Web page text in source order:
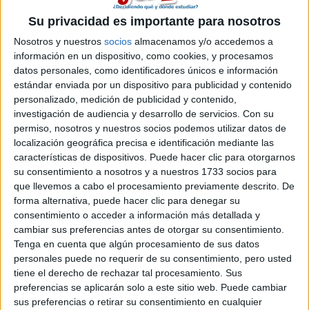
Su privacidad es importante para nosotros
Nosotros y nuestros socios almacenamos y/o accedemos a
información en un dispositivo, como cookies, y procesamos
datos personales, como identificadores únicos e información
estándar enviada por un dispositivo para publicidad y contenido
personalizado, medición de publicidad y contenido,
investigación de audiencia y desarrollo de servicios. Con su
permiso, nosotros y nuestros socios podemos utilizar datos de
localización geográfica precisa e identificación mediante las
características de dispositivos. Puede hacer clic para otorgarnos
su consentimiento a nosotros y a nuestros 1733 socios para
que llevemos a cabo el procesamiento previamente descrito. De
forma alternativa, puede hacer clic para denegar su
consentimiento o acceder a información más detallada y
cambiar sus preferencias antes de otorgar su consentimiento.
Tenga en cuenta que algún procesamiento de sus datos
personales puede no requerir de su consentimiento, pero usted
tiene el derecho de rechazar tal procesamiento. Sus
preferencias se aplicarán solo a este sitio web. Puede cambiar
sus preferencias o retirar su consentimiento en cualquier
Sobre ti
Soy:*
Chico
Chica
¿En qué año terminas (o terminaste) bachillerato o FP?
Soy estudiante de:*
Términos y Condiciones de Uso